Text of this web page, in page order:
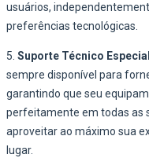
usuários,
preferências tecnológicas.
5. Suporte Técnico
sempre disponível para
garantindo que seu
perfeitamente em todas as
aproveitar ao máximo sua
lugar.